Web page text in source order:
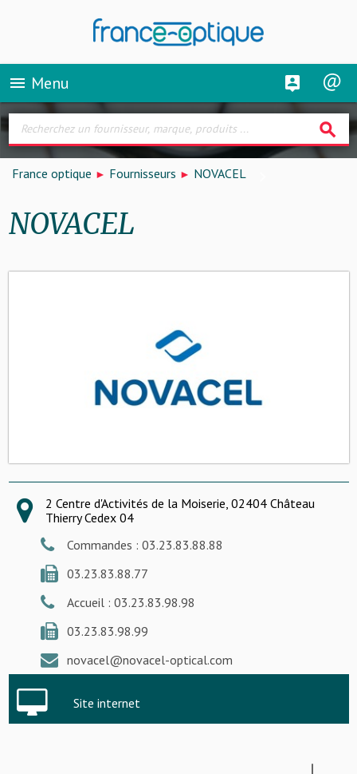
menu Menu
search
France optique Fournisseurs NOVACEL
NOVACEL
2 Centre d'Activités de la Moiserie, 02404 Château
Thierry Cedex 04
Commandes : 03.23.83.88.88
03.23.83.88.77
Accueil : 03.23.83.98.98
03.23.83.98.99
novacel@novacel-optical.com
Site internet